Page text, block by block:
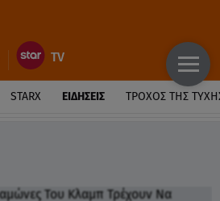
STARX ΕΙΔΉΣΕΙΣ ΤΡΟΧΌΣ ΤΗΣ